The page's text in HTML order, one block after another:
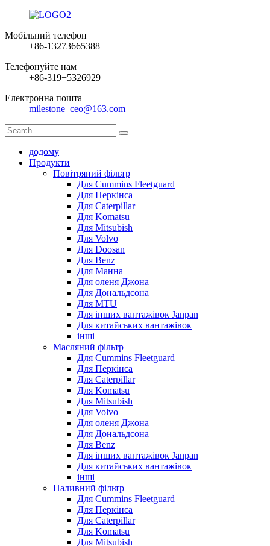
Мобільний телефон
+86-13273665388
Телефонуйте нам
+86-319+5326929
Електронна пошта
milestone_ceo@163.com
додому
Продукти
Повітряний фільтр
Для Cummins Fleetguard
Для Перкінса
Для Caterpillar
Для Komatsu
Для Mitsubish
Для Volvo
Для Doosan
Для Benz
Для Манна
Для оленя Джона
Для Дональдсона
Для MTU
Для інших вантажівок Janpan
Для китайських вантажівок
інші
Масляний фільтр
Для Cummins Fleetguard
Для Перкінса
Для Caterpillar
Для Komatsu
Для Mitsubish
Для Volvo
Для оленя Джона
Для Дональдсона
Для Benz
Для інших вантажівок Janpan
Для китайських вантажівок
інші
Паливний фільтр
Для Cummins Fleetguard
Для Перкінса
Для Caterpillar
Для Komatsu
Для Mitsubish